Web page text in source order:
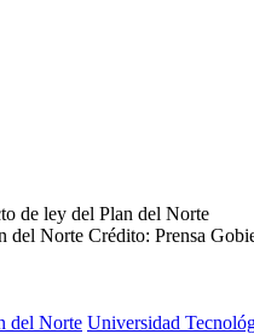
del Norte Crédito: Prensa
del Norte Universidad